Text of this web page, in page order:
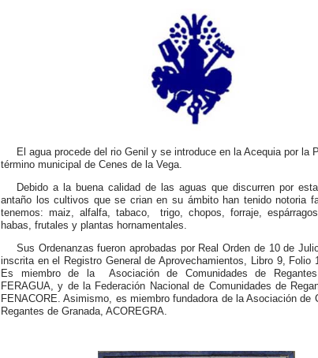
El agua procede del rio Genil y se introduce en la Acequia por la
término municipal de Cenes de la Vega.
Debido a la buena calidad de las aguas que discurren por
antaño los cultivos que se crian en su ámbito han tenido notoria
tenemos: maiz, alfalfa, tabaco, trigo, chopos, forraje,
habas, frutales y plantas hornamentales.
Sus Ordenanzas fueron aprobadas por Real Orden de 10 de
inscrita en el Registro General de Aprovechamientos, Libro 9, Folio
Es miembro de la Asociación de Comunidades de Regantes
FERAGUA, y de la Federación Nacional de Comunidades de
FENACORE. Asimismo, es miembro fundadora de la Asociación de
Regantes de Granada, ACOREGRA.